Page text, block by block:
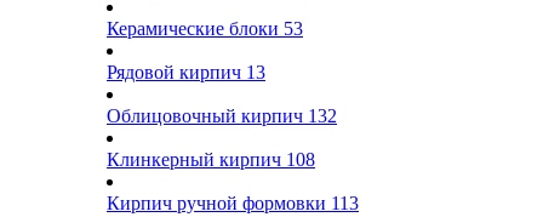
Керамические блоки 53
Рядовой кирпич 13
Облицовочный кирпич 132
Клинкерный кирпич 108
Кирпич ручной формовки 113